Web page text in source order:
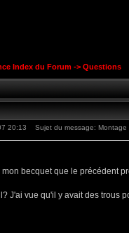
Index du Forum -> Questions
20:13 Sujet du message: Montage
becquet que le précédent
J'ai vue qu'il y avait des trous